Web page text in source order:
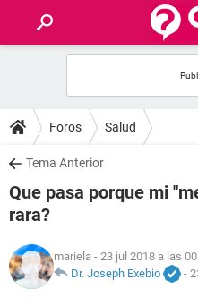
FOROS
SALUD
FAMILIA
NUTRICIÓN
Foros Salud
Tema Anterior
Que pasa porque mi
rara?
mariela - 23 jul 2018 a las
Dr. Joseph Exebio
-